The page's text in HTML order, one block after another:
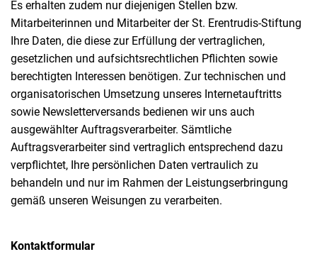
Es erhalten zudem nur diejenigen Stellen bzw.
Mitarbeiterinnen und Mitarbeiter der St. Erentrudis-Stiftung
Ihre Daten, die diese zur Erfüllung der vertraglichen,
gesetzlichen und aufsichtsrechtlichen Pflichten sowie
berechtigten Interessen benötigen. Zur technischen und
organisatorischen Umsetzung unseres Internetauftritts
sowie Newsletterversands bedienen wir uns auch
ausgewählter Auftragsverarbeiter. Sämtliche
Auftragsverarbeiter sind vertraglich entsprechend dazu
verpflichtet, Ihre persönlichen Daten vertraulich zu
behandeln und nur im Rahmen der Leistungserbringung
gemäß unseren Weisungen zu verarbeiten.
Kontaktformular